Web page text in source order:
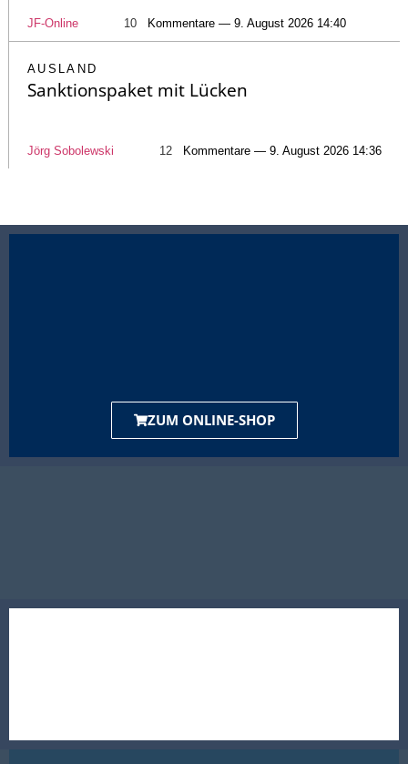
JF-Online 10 Kommentare — 9. August 2026 14:40
AUSLAND
Sanktionspaket mit Lücken
Jörg Sobolewski 12 Kommentare — 9. August 2026 14:36
ZUM ONLINE-SHOP